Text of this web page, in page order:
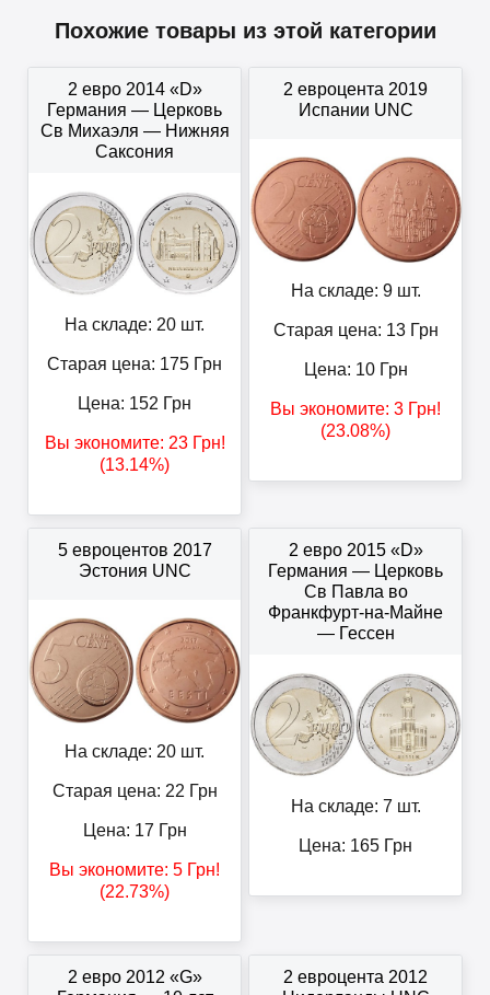
Похожие товары из этой категории
2 евро 2014 «D»
Германия — Церковь
Св Михаэля — Нижняя
Саксония
На складе: 20 шт.
Старая цена: 175 Грн
Цена: 152 Грн
Вы экономите: 23Грн!
(13.14%)
2 евроцента 2019
Испании UNC
На складе: 9 шт.
Старая цена: 13Грн
Цена: 10Грн
Вы экономите: 3 Грн!
(23.08%)
5 евроцентов 2017
Эстония UNC
На складе: 20 шт.
Старая цена: 22 Грн
Цена: 17 Грн
Вы экономите: 5 Грн!
(22.73%)
2 евро 2015 «D»
Германия — Церковь
Св Павла во
Франкфурт-на-Майне
— Гессен
На складе: 7 шт.
Цена: 165 Грн
2 евро 2012 «G»
2 евроцента 2012